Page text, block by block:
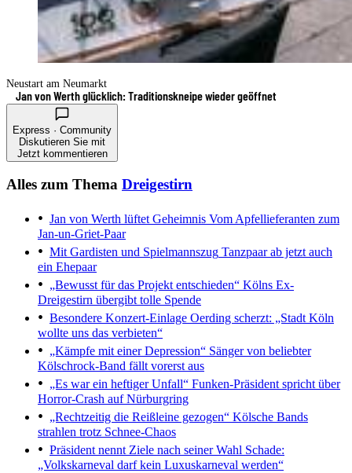
Neustart am Neumarkt
Jan von Werth glücklich: Traditionskneipe wieder geöffnet
Express · Community
Diskutieren Sie mit
Jetzt kommentieren
Alles zum Thema Dreigestirn
Jan von Werth lüftet Geheimnis Vom Apfellieferanten zum
Jan-un-Griet-Paar
Mit Gardisten und Spielmannszug Tanzpaar ab jetzt auch
ein Ehepaar
„Bewusst für das Projekt entschieden“ Kölns Ex-
Dreigestirn übergibt tolle Spende
Besondere Konzert-Einlage Oerding scherzt: „Stadt Köln
wollte uns das verbieten“
„Kämpfe mit einer Depression“ Sänger von beliebter
Kölschrock-Band fällt vorerst aus
„Es war ein heftiger Unfall“ Funken-Präsident spricht über
Horror-Crash auf Nürburgring
„Rechtzeitig die Reißleine gezogen“ Kölsche Bands
strahlen trotz Schnee-Chaos
Präsident nennt Ziele nach seiner Wahl Schade:
„Volkskarneval darf kein Luxuskarneval werden“